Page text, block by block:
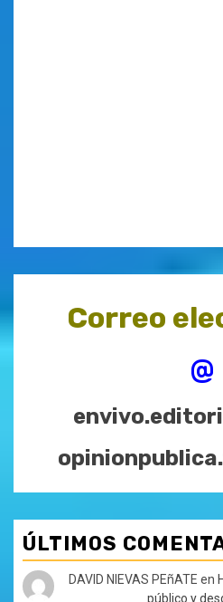
Correo
@
ÚLTIMOS
DAVID NIEVAS PEñATE en
público y